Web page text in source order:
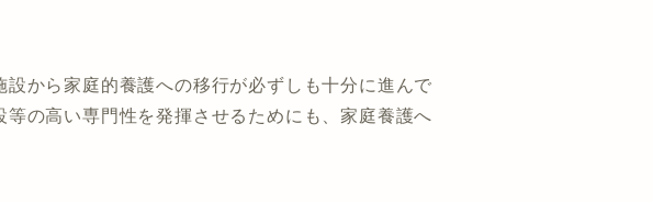
から家庭的養護への移行が必ずしも十分に進んで
の高い専門性を発揮させるためにも、家庭養護へ